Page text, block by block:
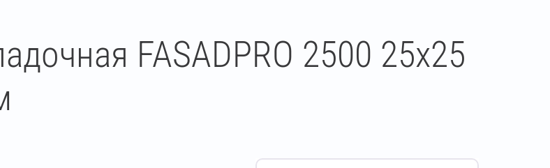
FASADPRO 2500 25х25